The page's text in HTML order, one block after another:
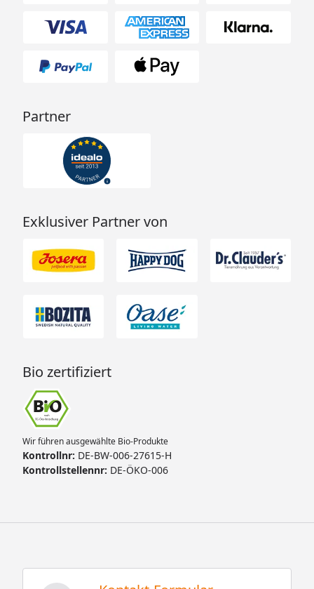
Partner
Exklusiver Partner von
Bio zertifiziert
Wir führen ausgewählte Bio-Produkte
Kontrollnr: DE-BW-006-27615-H
Kontrollstellennr: DE-ÖKO-006